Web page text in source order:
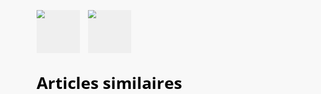
Articles similaires